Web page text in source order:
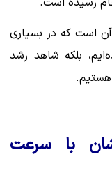
آن است که در بسیاری
بلکه شاهد رشد
هستیم.
با سرعت